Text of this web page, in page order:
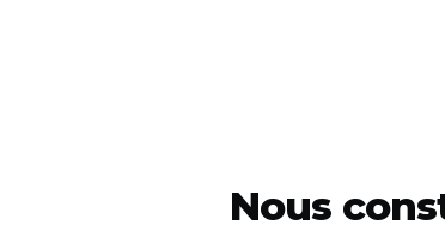
Nous